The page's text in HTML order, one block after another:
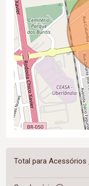
Total para Acessórios